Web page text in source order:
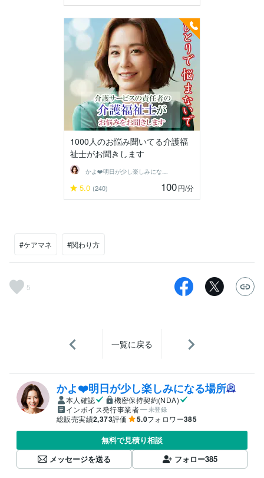
1000人のお悩み聞いてる介護福
祉士がお聞きします
かよ❤️明日が少し楽しみになる場所
5.0 (240) 100円/分
#ケアマネ #関わり方
5
一覧に戻る
かよ❤️明日が少し楽しみになる場所
本人確認
機密保持契約(NDA)
インボイス発行事業者
未登録
総販売実績2,373評価 5.0フォロワー385
無料で見積り相談
メッセージを送る
フォロー385